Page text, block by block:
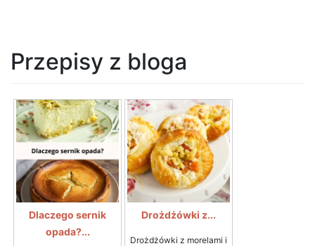
Przepisy z bloga
Dlaczego sernik
opada?...
Drożdżówki z...
Drożdżówki z morelami i